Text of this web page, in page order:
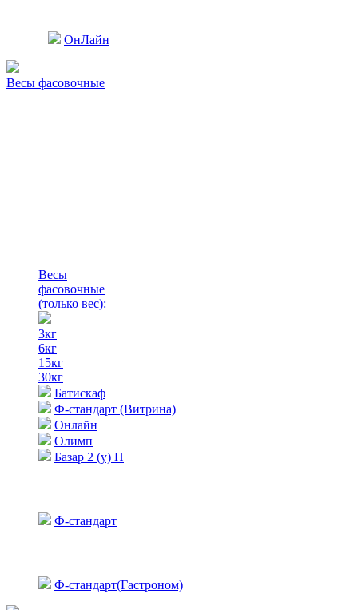
ОнЛайн
Весы фасовочные
Весы
фасовочные
(только вес):
3кг
6кг
15кг
30кг
Батискаф
Ф-стандарт (Витрина)
Онлайн
Олимп
Базар 2 (у) Н
Ф-стандарт
Ф-стандарт(Гастроном)